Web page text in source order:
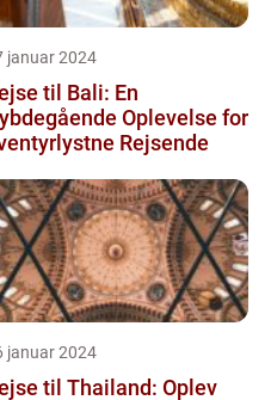
januar 2024
til Bali: En
Oplevelse for
Rejsende
januar 2024
til Thailand: Oplev